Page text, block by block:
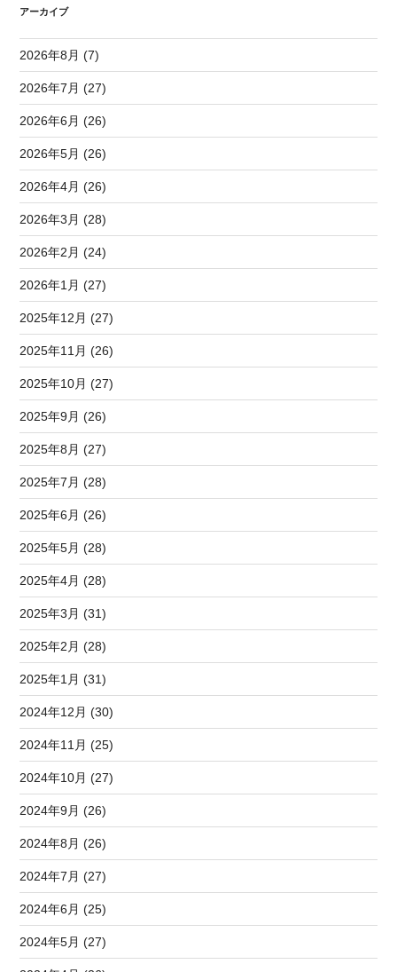
アーカイブ
2026年8月 (7)
2026年7月 (27)
2026年6月 (26)
2026年5月 (26)
2026年4月 (26)
2026年3月 (28)
2026年2月 (24)
2026年1月 (27)
2025年12月 (27)
2025年11月 (26)
2025年10月 (27)
2025年9月 (26)
2025年8月 (27)
2025年7月 (28)
2025年6月 (26)
2025年5月 (28)
2025年4月 (28)
2025年3月 (31)
2025年2月 (28)
2025年1月 (31)
2024年12月 (30)
2024年11月 (25)
2024年10月 (27)
2024年9月 (26)
2024年8月 (26)
2024年7月 (27)
2024年6月 (25)
2024年5月 (27)